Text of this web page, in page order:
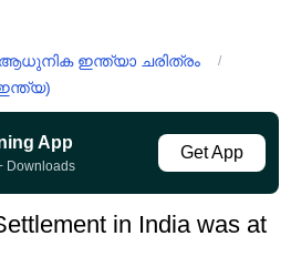
ആധുനിക ഇന്ത്യാ ചരിത്രം /
App
Downloads
Get App
in India was at